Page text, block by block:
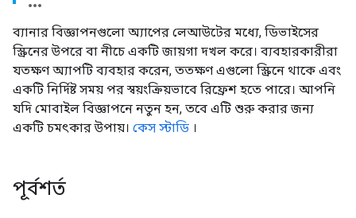
ব্যানার বিজ্ঞাপনগুলো অ্যাপের লেআউটের মধ্যে, ডিভাইসের
স্ক্রিনের উপরে বা নীচে একটি জায়গা দখল করে। ব্যবহারকারীরা
যতক্ষণ অ্যাপটি ব্যবহার করেন, ততক্ষণ এগুলো স্ক্রিনে থাকে এবং
একটি নির্দিষ্ট সময় পর স্বয়ংক্রিয়ভাবে রিফ্রেশ হতে পারে। আপনি
যদি মোবাইল বিজ্ঞাপনে নতুন হন, তবে এটি শুরু করার জন্য
একটি চমৎকার উপায়। কেস স্টাডি ।
পূর্বশর্ত